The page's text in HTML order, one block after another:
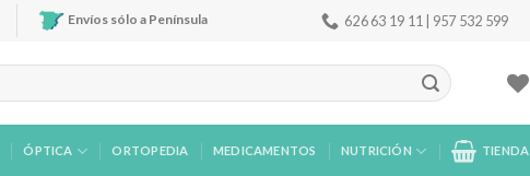
Envíos sólo a Península 626 63 19 11 | 957 532 599
ÓPTICA ORTOPEDIA MEDICAMENTOS NUTRICIÓN TIENDA